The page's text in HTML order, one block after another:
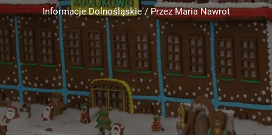
Informacje Dolnośląskie/ PrzezMaria Nawrot